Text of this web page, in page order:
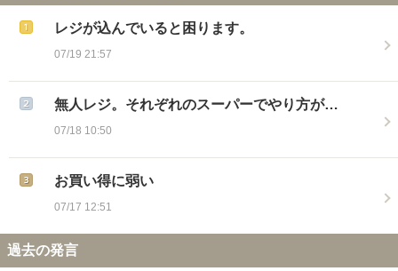
レジが込んでいると困ります。
07/19 21:57
無人レジ。それぞれのスーパーでやり方が…
07/18 10:50
お買い得に弱い
07/17 12:51
過去の発言